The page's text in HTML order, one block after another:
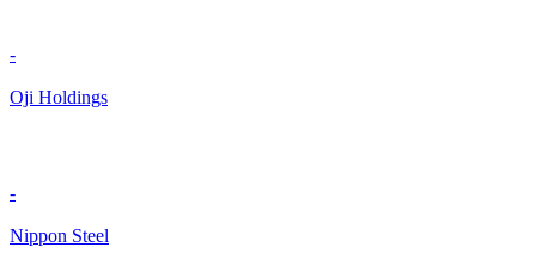
-
Oji Holdings
-
Nippon Steel